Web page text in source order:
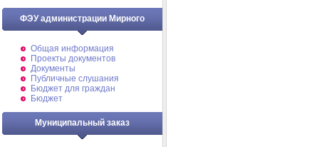
ФЭУ администрации Мирного
Общая информация
Проекты документов
Документы
Публичные слушания
Бюджет для граждан
Бюджет
Муниципальный заказ